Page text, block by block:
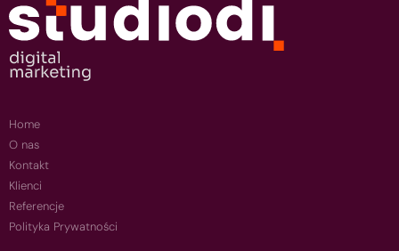
Home
O nas
Kontakt
Klienci
Referencje
Polityka Prywatności